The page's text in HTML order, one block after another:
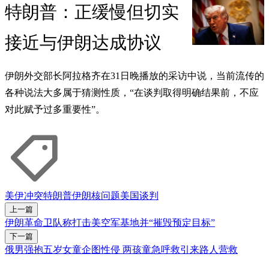
特朗普：正缓慢但切实
接近与伊朗达成协议
伊朗外交部长阿拉格齐在31日晚播放的采访中说，当前流传的
各种说法大多属于猜测性质，“在谈判取得明确结果前，不应
对此赋予过多重要性”。
美伊冲突特朗普伊朗核问题美国谈判
上一篇
伊朗革命卫队称打击美空军基地并“摧毁预定目标”
下一篇
俄男强抱五岁女童企图性侵 两孩童急呼救引来路人营救